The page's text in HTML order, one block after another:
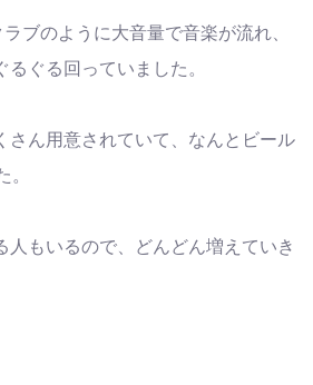
ブのように大音量で音楽が流れ、
ぐる回っていました。
さん用意されていて、なんとビール
。
人もいるので、どんどん増えていき